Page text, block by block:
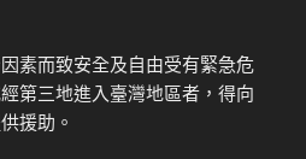
素而致安全及自由受有緊急危
第三地進入臺灣地區者，得向
援助。